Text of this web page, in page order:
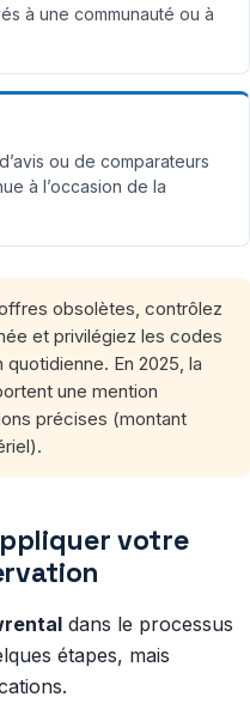
à une communauté ou à
ou de comparateurs
à l’occasion de la
obsolètes, contrôlez
et privilégiez les codes
En 2025, la
une mention
précises (montant
votre
dans le processus
étapes, mais